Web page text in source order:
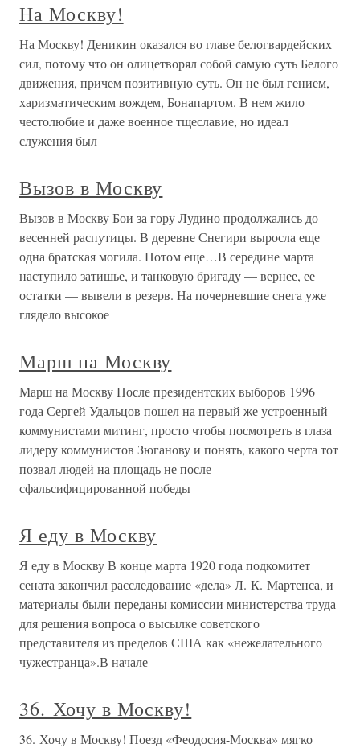
На Москву!
На Москву! Деникин оказался во главе белогвардейских
сил, потому что он олицетворял собой самую суть Белого
движения, причем позитивную суть. Он не был гением,
харизматическим вождем, Бонапартом. В нем жило
честолюбие и даже военное тщеславие, но идеал
служения был
Вызов в Москву
Вызов в Москву Бои за гору Лудино продолжались до
весенней распутицы. В деревне Снегири выросла еще
одна братская могила. Потом еще…В середине марта
наступило затишье, и танковую бригаду — вернее, ее
остатки — вывели в резерв. На почерневшие снега уже
глядело высокое
Марш на Москву
Марш на Москву После президентских выборов 1996
года Сергей Удальцов пошел на первый же устроенный
коммунистами митинг, просто чтобы посмотреть в глаза
лидеру коммунистов Зюганову и понять, какого черта тот
позвал людей на площадь не после
сфальсифицированной победы
Я еду в Москву
Я еду в Москву В конце марта 1920 года подкомитет
сената закончил расследование «дела» Л. К. Мартенса, и
материалы были переданы комиссии министерства труда
для решения вопроса о высылке советского
представителя из пределов США как «нежелательного
чужестранца».В начале
36. Хочу в Москву!
36. Хочу в Москву! Поезд «Феодосия-Москва» мягко